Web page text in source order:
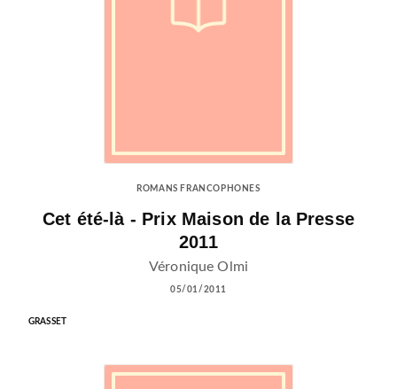
ROMANS FRANCOPHONES
Cet été-là - Prix Maison de la Presse
2011
Véronique Olmi
05/01/2011
GRASSET